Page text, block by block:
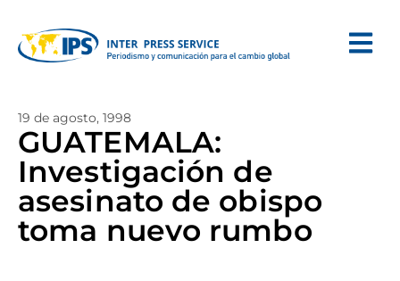
19 de agosto, 1998
GUATEMALA:
Investigación de
asesinato de obispo
toma nuevo rumbo